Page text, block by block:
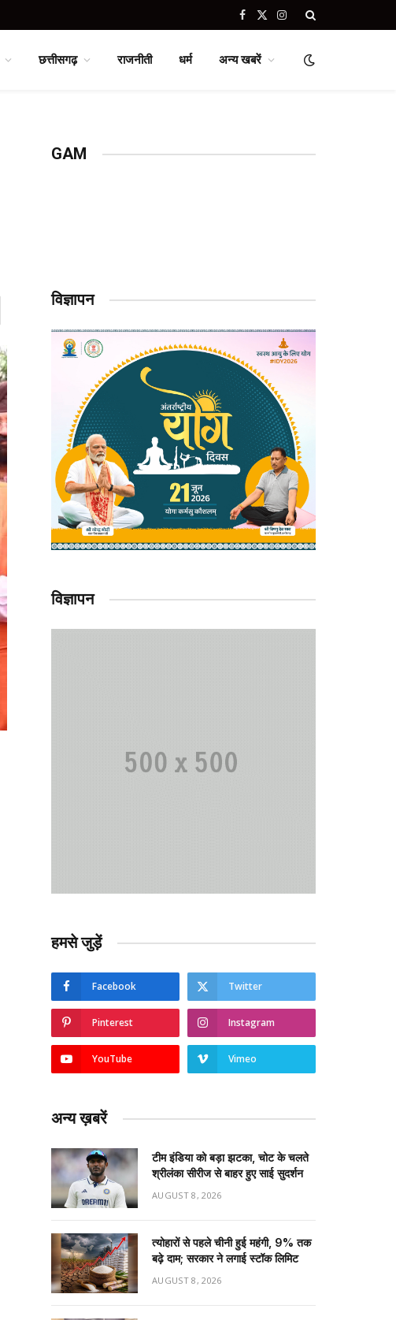
Facebook
X
Instagram
छत्तीसगढ़ राजनीती धर्म अन्य खबरें
GAM
विज्ञापन
विज्ञापन
हमसे जुड़ें
Facebook Twitter
Pinterest Instagram
YouTube Vimeo
अन्य ख़बरें
टीम इंडिया को बड़ा झटका, चोट के चलते
श्रीलंका सीरीज से बाहर हुए साई सुदर्शन
AUGUST 8, 2026
त्योहारों से पहले चीनी हुई महंगी, 9% तक
बढ़े दाम; सरकार ने लगाई स्टॉक लिमिट
AUGUST 8, 2026